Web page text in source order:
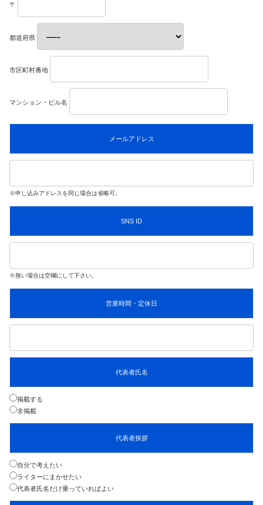
〒
都道府県
市区町村番地
マンション・ビル名
メールアドレス
※申し込みアドレスを同じ場合は省略可。
SNS ID
※無い場合は空欄にして下さい。
営業時間・定休日
代表者氏名
掲載する
非掲載
代表者挨拶
自分で考えたい
ライターにまかせたい
代表者氏名だけ乗っていればよい